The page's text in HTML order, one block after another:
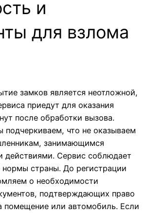
и
для взлома
замков является неотложной,
приедут для оказания
после обработки вызова.
что не оказываем
занимающимся
действиями. Сервис соблюдает
нормы страны. До регистрации
о необходимости
подтверждающих право
помещение или автомобиль. Если